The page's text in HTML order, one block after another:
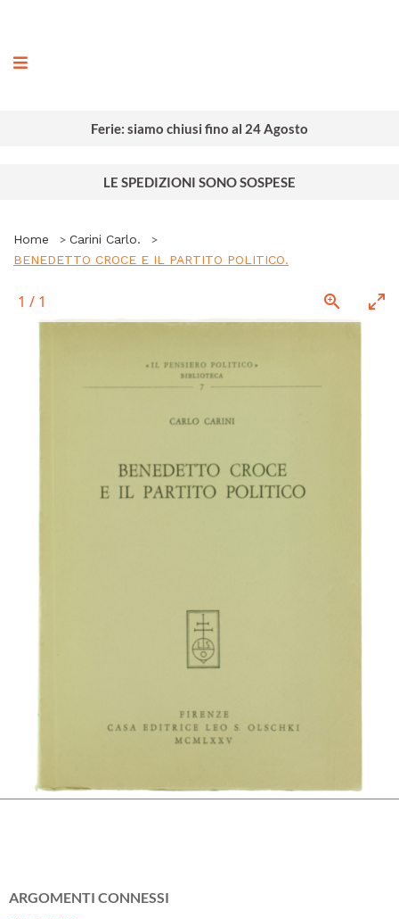
Ferie: siamo chiusi fino al 24 Agosto
LE SPEDIZIONI SONO SOSPESE
Home
Carini Carlo.
BENEDETTO CROCE E IL PARTITO POLITICO.
1 / 1
ARGOMENTI CONNESSI